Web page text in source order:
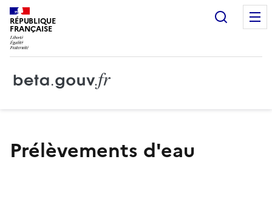
RÉPUBLIQUE
FRANÇAISE
Prélèvements d'eau